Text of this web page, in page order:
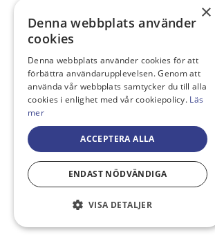
×
Denna webbplats använder
cookies
Denna webbplats använder cookies för att
förbättra användarupplevelsen. Genom att
använda vår webbplats samtycker du till alla
cookies i enlighet med vår cookiepolicy. Läs
mer
ACCEPTERA ALLA
ENDAST NÖDVÄNDIGA
VISA DETALJER